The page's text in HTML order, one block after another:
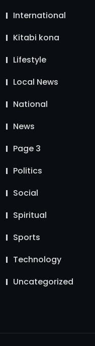
International
Kitabi kona
Lifestyle
Local News
National
News
Page 3
Politics
Social
Spiritual
Sports
Technology
Uncategorized